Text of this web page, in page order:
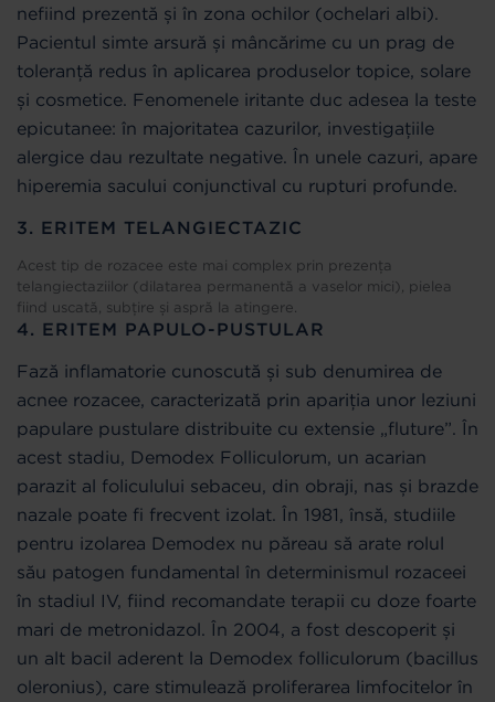
nefiind prezentă și în zona ochilor (ochelari albi).
Pacientul simte arsură și mâncărime cu un prag de
toleranță redus în aplicarea produselor topice, solare
și cosmetice. Fenomenele iritante duc adesea la teste
epicutanee: în majoritatea cazurilor, investigațiile
alergice dau rezultate negative. În unele cazuri, apare
hiperemia sacului conjunctival cu rupturi profunde.
3. ERITEM TELANGIECTAZIC
Acest tip de rozacee este mai complex prin prezența
telangiectaziilor (dilatarea permanentă a vaselor mici), pielea
fiind uscată, subțire și aspră la atingere.
4. ERITEM PAPULO-PUSTULAR
Fază inflamatorie cunoscută și sub denumirea de
acnee rozacee, caracterizată prin apariția unor leziuni
papulare pustulare distribuite cu extensie „fluture”. În
acest stadiu, Demodex Folliculorum, un acarian
parazit al foliculului sebaceu, din obraji, nas și brazde
nazale poate fi frecvent izolat. În 1981, însă, studiile
pentru izolarea Demodex nu păreau să arate rolul
său patogen fundamental în determinismul rozaceei
în stadiul IV, fiind recomandate terapii cu doze foarte
mari de metronidazol. În 2004, a fost descoperit și
un alt bacil aderent la Demodex folliculorum (bacillus
oleronius), care stimulează proliferarea limfocitelor în